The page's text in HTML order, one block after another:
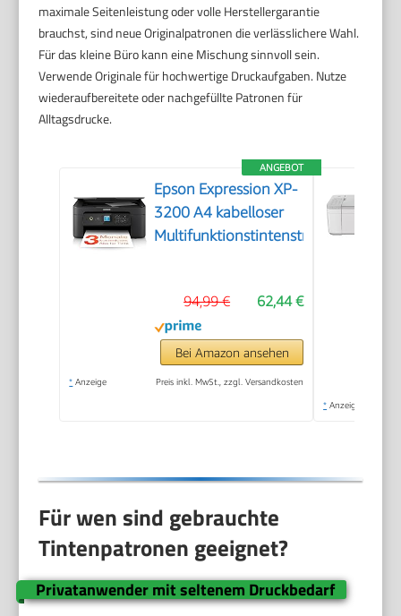
maximale Seitenleistung oder volle Herstellergarantie
brauchst, sind neue Originalpatronen die verlässlichere Wahl.
Für das kleine Büro kann eine Mischung sinnvoll sein.
Verwende Originale für hochwertige Druckaufgaben. Nutze
wiederaufbereitete oder nachgefüllte Patronen für
Alltagsdrucke.
ANGEBOT
Epson Expression XP-
3200 A4 kabelloser
Multifunktionstintenstrahldrucker
62,44 €
94,99 €
Bei Amazon ansehen
* Anzeige Preis inkl. MwSt., zzgl. Versandkosten
* Anzeige
Für wen sind gebrauchte
Tintenpatronen geeignet?
Privatanwender mit seltenem Druckbedarf